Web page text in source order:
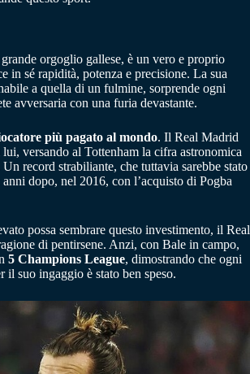
orgoglio gallese, è un vero e proprio
in sé rapidità, potenza e precisione. La sua
a quella di un fulmine, sorprende ogni
avversaria con una furia devastante.
più pagato al mondo. Il Real Madrid
versando al Tottenham la cifra astronomica
record strabiliante, che tuttavia sarebbe stato
anni dopo, nel 2016, con l’acquisto di Pogba
possa sembrare questo investimento, il Real
di pentirsene. Anzi, con Bale in campo,
5 Champions League, dimostrando che ogni
il suo ingaggio è stato ben speso.